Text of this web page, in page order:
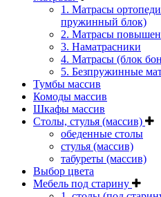
1. Матрасы
пружинный блок)
2. Матрасы
3. Наматрасники
4. Матрасы (блок
5. Безпружинные
Тумбы массив
Комоды массив
Шкафы массив
Столы, стулья (массив)
обеденные столы
стулья (массив)
табуреты (массив)
Выбор цвета
Мебель под старину